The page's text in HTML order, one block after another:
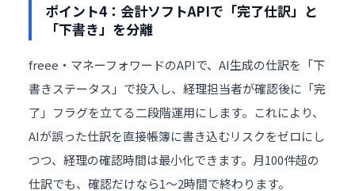
ポイント4：会計ソフトAPIで「完了仕訳」と
「下書き」を分離
freee・マネーフォワードのAPIで、AI生成の仕訳を「下
書きステータス」で投入し、経理担当者が確認後に「完
了」フラグを立てる二段階運用にします。これにより、
AIが誤った仕訳を直接帳簿に書き込むリスクをゼロにし
つつ、経理の確認時間は最小化できます。月100件超の
仕訳でも、確認だけなら1〜2時間で終わります。